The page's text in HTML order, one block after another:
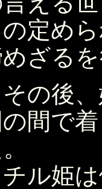
定め
ざる
の後、
の間で
ル姫は